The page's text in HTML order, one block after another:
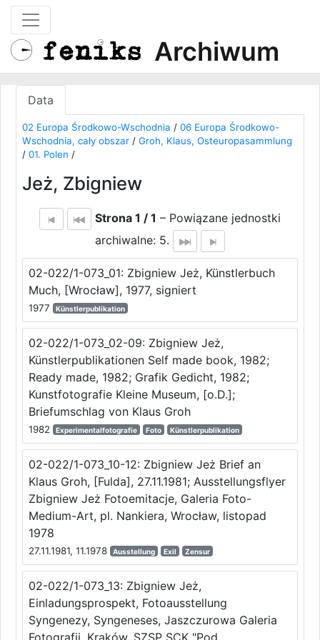
Archiwum
Data
02 Europa Środkowo-Wschodnia / 06 Europa Środkowo-
Wschodnia, cały obszar/ Groh, Klaus, Osteuropasammlung
/ 01. Polen /
Jeż, Zbigniew
Strona 1 / 1 – Powiązane jednostki
archiwalne: 5.
02-022/1-073_01: Zbigniew Jeż, Künstlerbuch
Much, [Wrocław], 1977, signiert
1977 Künstlerpublikation
02-022/1-073_02-09: Zbigniew Jeż,
Künstlerpublikationen Self made book, 1982;
Ready made, 1982; Grafik Gedicht, 1982;
Kunstfotografie Kleine Museum, [o.D.];
Briefumschlag von Klaus Groh
1982 Experimentalfotografie Foto Künstlerpublikation
02-022/1-073_10-12: Zbigniew Jeż Brief an
Klaus Groh, [Fulda], 27.11.1981; Ausstellungsflyer
Zbigniew Jeż Fotoemitacje, Galeria Foto-
Medium-Art, pl. Nankiera, Wrocław, listopad
1978
27.11.1981, 11.1978 Ausstellung Exil Zensur
02-022/1-073_13: Zbigniew Jeż,
Einladungsprospekt, Fotoausstellung
Syngenezy, Syngeneses, Jaszczurowa Galeria
Fotografii, Kraków, SZSP SCK "Pod